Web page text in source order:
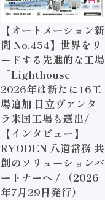
【オートメーション新
聞 No.454】世界をリ
ードする先進的な工場
「Lighthouse」
2026年は新たに16工
場追加 日立ヴァンタ
ラ米国工場も選出/
【インタビュー】
RYODEN 八道常務 共
創のソリューションパ
ートナーへ / （2026
年7月29日発行）